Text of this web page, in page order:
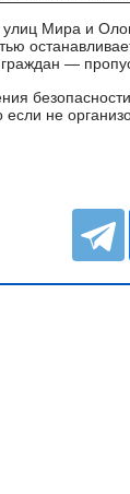
улиц Мира и
граждан —
если не